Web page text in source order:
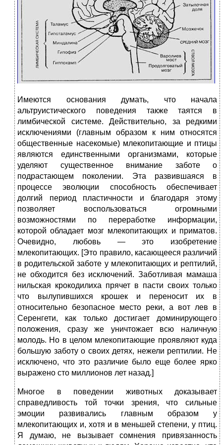
Имеются основания думать, что начала
альтруистического поведения также таятся в
лимбической системе. Действительно, за редкими
исключениями (главным образом к ним относятся
общественные насекомые) млекопитающие и птицы
являются единственными организмами, которые
уделяют существенное внимание заботе о
подрастающем поколении. Эта развившаяся в
процессе эволюции способность обеспечивает
долгий период пластичности и благодаря этому
позволяет воспользоваться огромными
возможностями по переработке информации,
которой обладает мозг млекопитающих и приматов.
Очевидно, любовь — это изобретение
млекопитающих. [Это правило, касающееся различий
в родительской заботе у млекопитающих и рептилий,
не обходится без исключений. Заботливая мамаша
нильская крокодилиха прячет в пасти своих только
что вылупившихся крошек и переносит их в
относительно безопасное место реки, а вот лев в
Серенгети, как только достигает доминирующего
положения, сразу же уничтожает всю наличную
молодь. Но в целом млекопитающие проявляют куда
большую заботу о своих детях, нежели рептилии. Не
исключено, что это различие было еще более ярко
выражено сто миллионов лет назад.]
Многое в поведении животных доказывает
справедливость той точки зрения, что сильные
эмоции развивались главным образом у
млекопитающих и, хотя и в меньшей степени, у птиц.
Я думаю, не вызывает сомнения привязанность